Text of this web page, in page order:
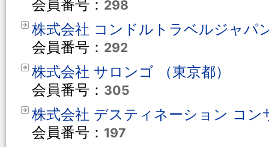
会員番号： 298
株式会社 コンドルトラベルジャパ
会員番号： 292
株式会社 サロンゴ （東京都）
会員番号： 305
株式会社 デスティネーション コン
会員番号： 197